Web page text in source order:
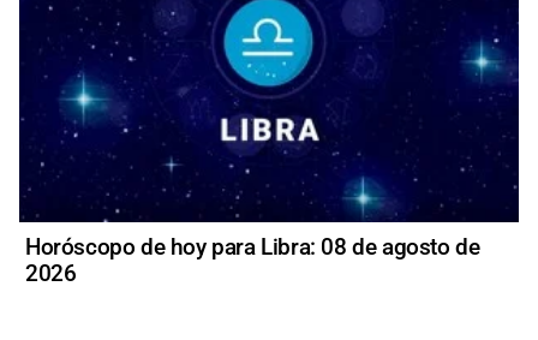
Horóscopo de hoy para Libra: 08 de agosto de
2026